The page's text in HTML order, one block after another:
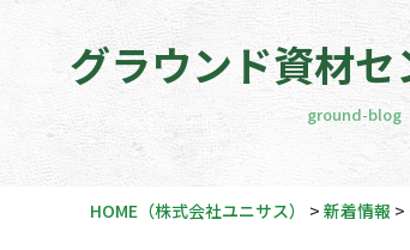
グラウンド資材
ground-blog
HOME （株式会社ユニサス） > 新着情報 >